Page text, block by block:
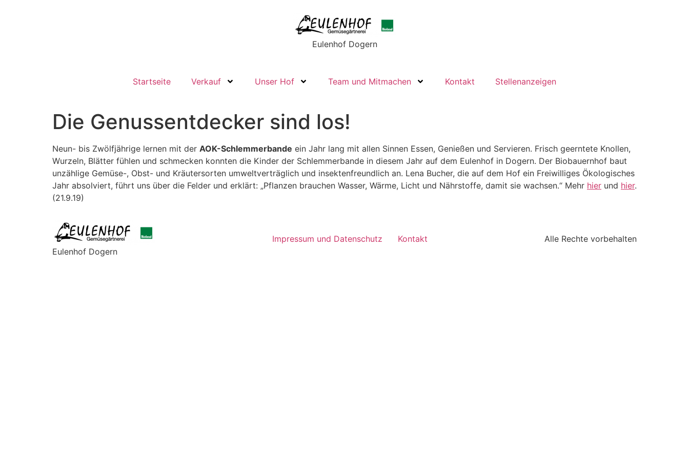
Eulenhof Dogern
Startseite Verkauf Unser Hof Team und Mitmachen Kontakt Stellenanzeigen
Die Genussentdecker sind los!
Neun- bis Zwölfjährige lernen mit der AOK-Schlemmerbande ein Jahr lang mit allen Sinnen Essen, Genießen und Servieren. Frisch geerntete Knollen,
Wurzeln, Blätter fühlen und schmecken konnten die Kinder der Schlemmerbande in diesem Jahr auf dem Eulenhof in Dogern. Der Biobauernhof baut
unzählige Gemüse-, Obst- und Kräutersorten umweltverträglich und insektenfreundlich an. Lena Bucher, die auf dem Hof ein Freiwilliges Ökologisches
Jahr absolviert, führt uns über die Felder und erklärt: „Pflanzen brauchen Wasser, Wärme, Licht und Nährstoffe, damit sie wachsen.“ Mehr hier und hier.
(21.9.19)
Eulenhof Dogern
Impressum und Datenschutz Kontakt Alle Rechte vorbehalten